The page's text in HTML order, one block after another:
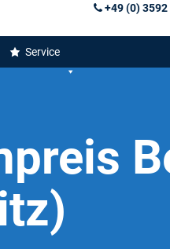
+49 (0)
Service